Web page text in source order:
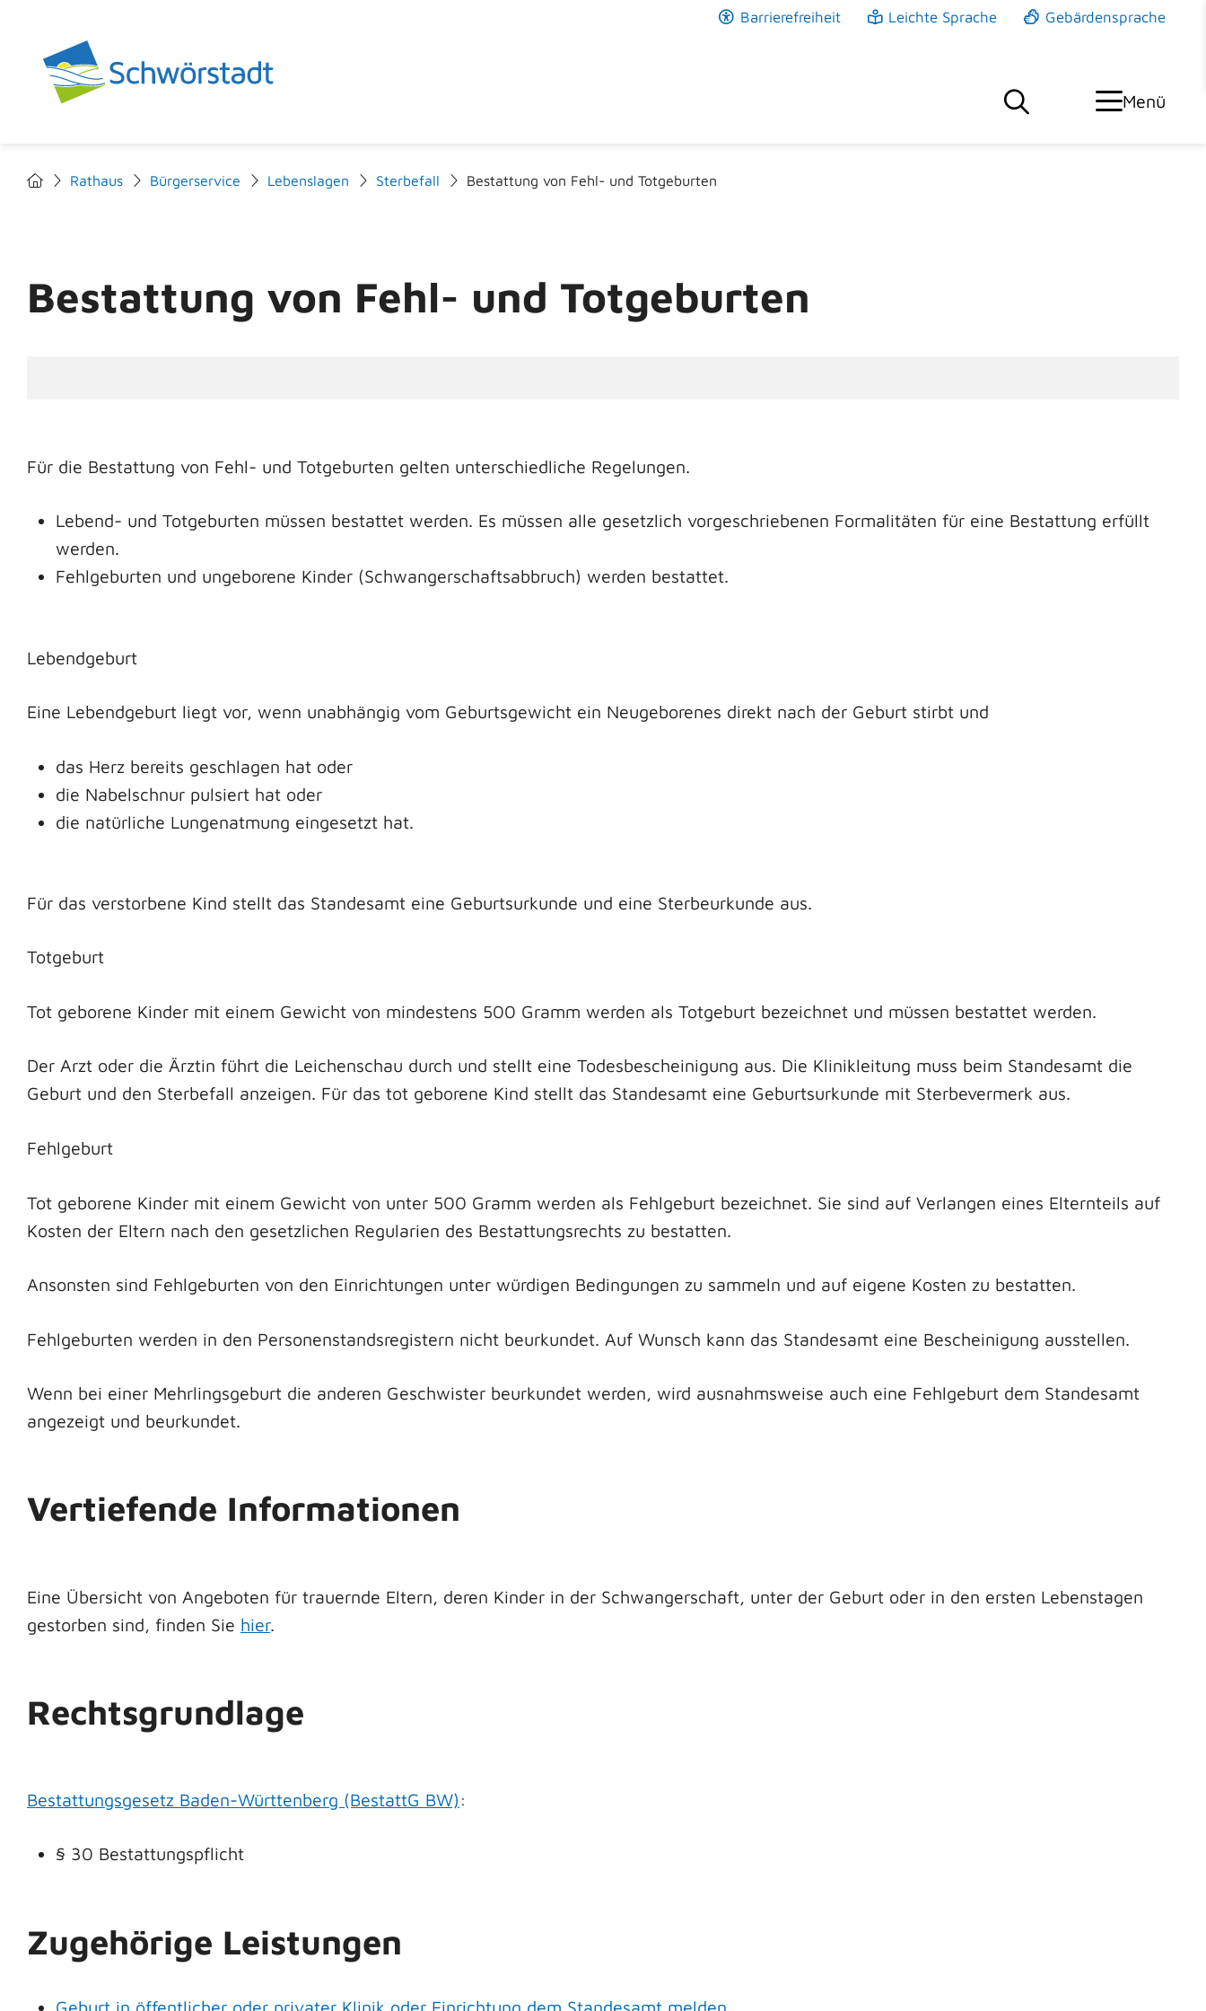
Barrierefreiheit Leichte Sprache Gebärdensprache
Menü
Rathaus Bürgerservice Lebenslagen Sterbefall Bestattung von Fehl- und Totgeburten
Bestattung von Fehl- und Totgeburten
Für die Bestattung von Fehl- und Totgeburten gelten unterschiedliche Regelungen.
Lebend- und Totgeburten müssen bestattet werden. Es müssen alle gesetzlich vorgeschriebenen Formalitäten für eine Bestattung erfüllt
werden.
Fehlgeburten und ungeborene Kinder (Schwangerschaftsabbruch) werden bestattet.
Lebendgeburt
Eine Lebendgeburt liegt vor, wenn unabhängig vom Geburtsgewicht ein Neugeborenes direkt nach der Geburt stirbt und
das Herz bereits geschlagen hat oder
die Nabelschnur pulsiert hat oder
die natürliche Lungenatmung eingesetzt hat.
Für das verstorbene Kind stellt das Standesamt eine Geburtsurkunde und eine Sterbeurkunde aus.
Totgeburt
Tot geborene Kinder mit einem Gewicht von mindestens 500 Gramm werden als Totgeburt bezeichnet und müssen bestattet werden.
Der Arzt oder die Ärztin führt die Leichenschau durch und stellt eine Todesbescheinigung aus. Die Klinikleitung muss beim Standesamt die
Geburt und den Sterbefall anzeigen. Für das tot geborene Kind stellt das Standesamt eine Geburtsurkunde mit Sterbevermerk aus.
Fehlgeburt
Tot geborene Kinder mit einem Gewicht von unter 500 Gramm werden als Fehlgeburt bezeichnet. Sie sind auf Verlangen eines Elternteils auf
Kosten der Eltern nach den gesetzlichen Regularien des Bestattungsrechts zu bestatten.
Ansonsten sind Fehlgeburten von den Einrichtungen unter würdigen Bedingungen zu sammeln und auf eigene Kosten zu bestatten.
Fehlgeburten werden in den Personenstandsregistern nicht beurkundet. Auf Wunsch kann das Standesamt eine Bescheinigung ausstellen.
Wenn bei einer Mehrlingsgeburt die anderen Geschwister beurkundet werden, wird ausnahmsweise auch eine Fehlgeburt dem Standesamt
angezeigt und beurkundet.
Vertiefende Informationen
Eine Übersicht von Angeboten für trauernde Eltern, deren Kinder in der Schwangerschaft, unter der Geburt oder in den ersten Lebenstagen
gestorben sind, finden Sie hier.
Rechtsgrundlage
Bestattungsgesetz Baden-Württenberg (BestattG BW) :
§ 30 Bestattungspflicht
Zugehörige Leistungen
Geburt in öffentlicher oder privater Klinik oder Einrichtung dem Standesamt melden